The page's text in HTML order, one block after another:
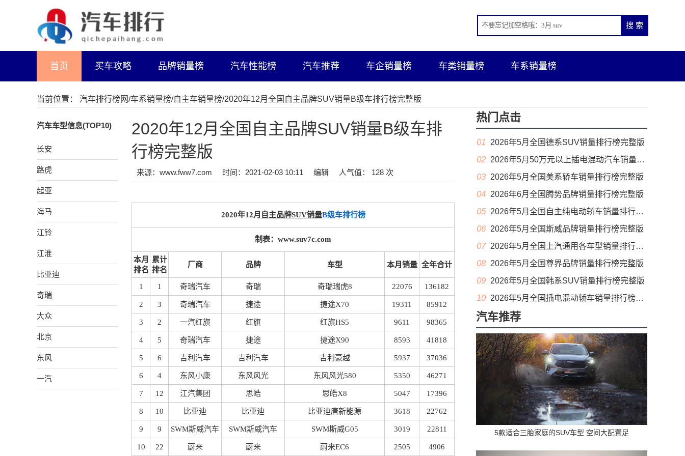
首页 买车攻略 品牌销量榜 汽车性能榜 汽车推荐 车企销量榜 车类销量榜 车系销量榜
当前位置： 汽车排行榜网/车系销量榜/自主车销量榜/2020年12月全国自主品牌SUV销量B级车排行榜完整版
汽车车型信息(TOP10)
长安
路虎
起亚
海马
江铃
江淮
比亚迪
奇瑞
大众
北京
东风
一汽
2020年12月全国自主品牌SUV销量B级车排
行榜完整版
来源：www.fww7.com 时间：2021-02-03 10:11 编辑 人气值： 128 次
2020年12月 自主品牌SUV销量B级车排行榜
制表：www.suv7c.com
本月
排名
累计
排名
厂商 品牌 车型 本月销量 全年合计
1 1 奇瑞汽车 奇瑞 奇瑞瑞虎8 22076 136182
2 3 奇瑞汽车 捷途 捷途X70 19311 85912
3 2 一汽红旗 红旗 红旗HS5 9611 98365
4 5 奇瑞汽车 捷途 捷途X90 8593 41818
5 6 吉利汽车 吉利汽车 吉利豪越 5937 37036
6 4 东风小康 东风风光 东风风光580 5350 46271
7 12 江汽集团 思皓 思皓X8 5047 17396
8 10 比亚迪 比亚迪 比亚迪唐新能源 3618 22762
9 9 SWM斯威汽车 SWM斯威汽车 SWM斯威G05 3019 22811
10 22 蔚来 蔚来 蔚来EC6 2505 4906
热门点击
01 2026年5月全国德系SUV销量排行榜完整版
02 2026年5月50万元以上插电混动汽车销量排行榜（零售量）
03 2026年5月全国美系轿车销量排行榜完整版
04 2026年6月全国腾势品牌销量排行榜完整版
05 2026年5月全国自主纯电动轿车销量排行榜完整版(出口量
06 2026年5月全国斯威品牌销量排行榜完整版
07 2026年5月全国上汽通用各车型销量排行榜完整版
08 2026年5月全国尊界品牌销量排行榜完整版
09 2026年5月全国韩系SUV销量排行榜完整版
10 2026年5月全国插电混动轿车销量排行榜完整版(出口量
汽车推荐
5款适合三胎家庭的SUV车型 空间大配置足